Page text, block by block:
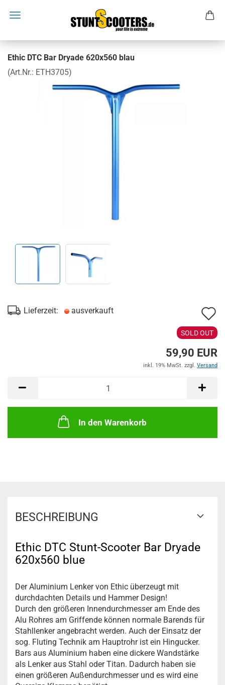
Ethic DTC Bar Dryade 620x560 blau
(Art.Nr.: ETH3705)
Lieferzeit: ausverkauft
SOLD OUT
59,90 EUR
inkl. 19% MwSt. zzgl. Versand
In den Warenkorb
BESCHREIBUNG
Ethic DTC Stunt-Scooter Bar Dryade
620x560 blue
Der Aluminium Lenker von Ethic überzeugt mit
durchdachten Details und Hammer Design!
Durch den größeren Innendurchmesser am Ende des
Alu Rohres am Griffende können normale Barends für
Stahllenker angebracht werden. Auch der Einsatz der
sog. Fluting Technik am Hauptrohr ist ein Hingucker.
Bars aus Aluminium haben eine dickere Wandstärke
als Lenker aus Stahl oder Titan. Dadurch haben sie
einen größeren Außendurchmesser und es wird eine